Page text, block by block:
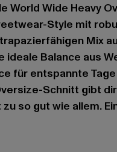
World Wide Heavy
Style mit
Mix
ideale Balance aus
für entspannte
Schnitt gibt
so gut wie allem.